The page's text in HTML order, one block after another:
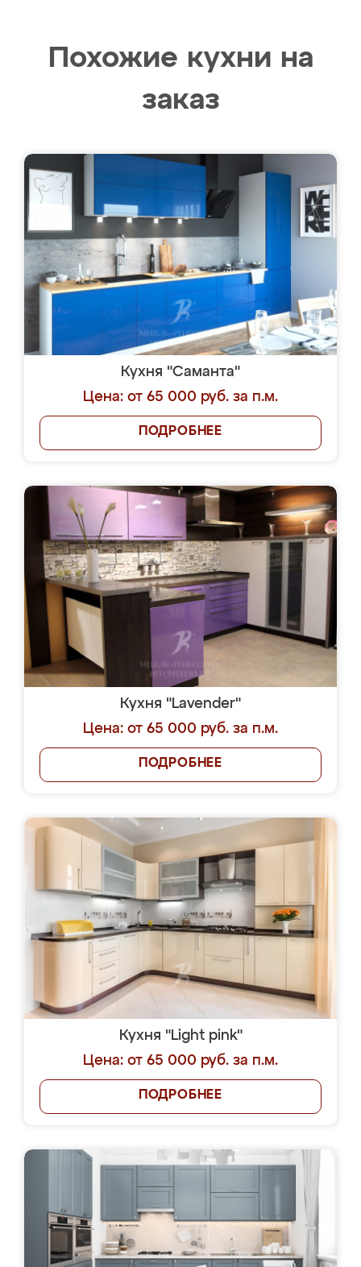
Похожие кухни на
заказ
Кухня "Саманта"
Цена: от 65 000 руб. за п.м.
ПОДРОБНЕЕ
Кухня "Lavender"
Цена: от 65 000 руб. за п.м.
ПОДРОБНЕЕ
Кухня "Light pink"
Цена: от 65 000 руб. за п.м.
ПОДРОБНЕЕ